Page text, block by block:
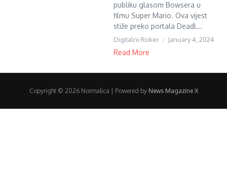
publiku glasom Bowsera u
filmu Super Mario. Ova vijest
stiže preko portala Deadl...
Digitalni Roker January 4, 2024
Read More
Copyright © 2026 Normalica | Powered by News Magazine X